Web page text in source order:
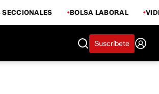
SECCIONALES BOLSA LABORAL
Suscríbete